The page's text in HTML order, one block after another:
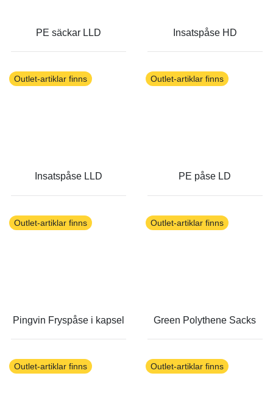
PE säckar LLD Insatspåse HD
Outlet-artiklar finns
Insatspåse LLD
Outlet-artiklar finns
PE påse LD
Outlet-artiklar finns
Pingvin Fryspåse i kapsel
Outlet-artiklar finns
Green Polythene Sacks
Outlet-artiklar finns Outlet-artiklar finns